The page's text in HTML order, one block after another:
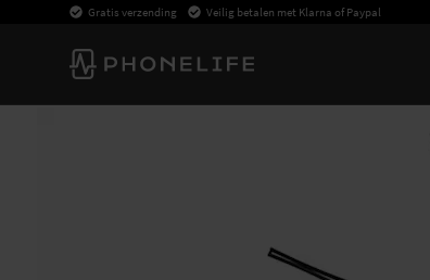
Gratis verzending Veilig betalen met Klarna of Paypal